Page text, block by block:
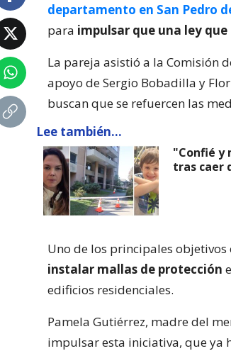
departamento en San Pedro
para impulsar que una ley
La pareja asistió a la Comisión
apoyo de Sergio Bobadilla y
buscan que se refuercen las
Lee también...
"Confié y
tras caer
Uno de los principales objetivos
instalar mallas de protección
edificios residenciales.
Pamela Gutiérrez, madre del
impulsar esta iniciativa, que ya